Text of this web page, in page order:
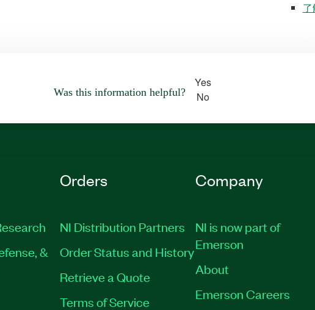
Was this information helpful?
Yes
No
&
Orders
NI Distribution Partners
Order Status and History
Retrieve a Quote
Terms of Service
Company
NI is now part of
Emerson
About
Emerson Careers